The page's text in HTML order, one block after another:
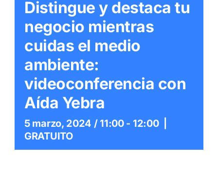
Distingue y destaca tu
negocio mientras
cuidas el medio
ambiente:
videoconferencia con
Aída Yebra
5 marzo, 2024 / 11:00- 12:00
GRATUITO